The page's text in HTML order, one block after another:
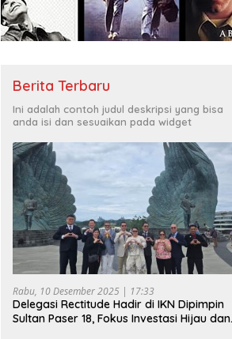
Berita Terbaru
Ini adalah contoh judul deskripsi yang bisa
anda isi dan sesuaikan pada widget
Rabu, 10 Desember 2025 | 17:33
Delegasi Rectitude Hadir di IKN Dipimpin
Sultan Paser 18, Fokus Investasi Hijau dan